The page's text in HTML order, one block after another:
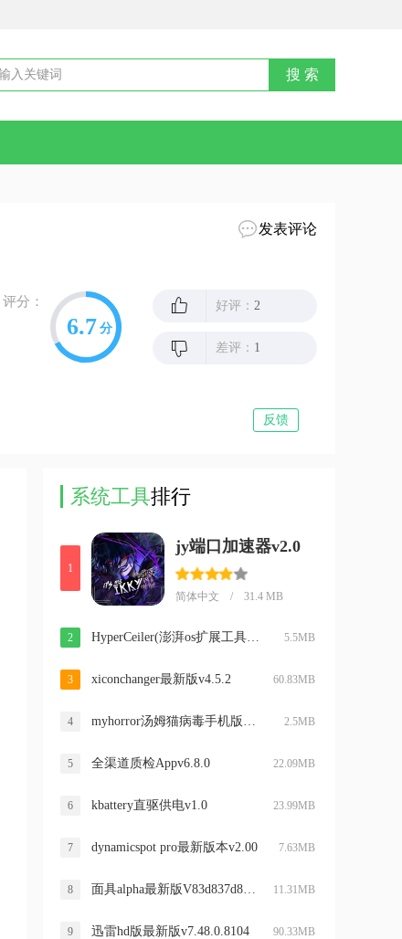
发表评论
评分：
6.7 分
好评： 2
差评： 1
反馈
系统工具排行
1
jy端口加速器v2.0
简体中文 / 31.4 MB
2 HyperCeiler(澎湃os扩展工具)v2.5.152 5.5MB
3 xiconchanger最新版v4.5.2 60.83MB
4 myhorror汤姆猫病毒手机版v3.0 2.5MB
5 全渠道质检Appv6.8.0 22.09MB
6 kbattery直驱供电v1.0 23.99MB
7 dynamicspot pro最新版本v2.00 7.63MB
8 面具alpha最新版V83d837d8安卓版 11.31MB
9 迅雷hd版最新版v7.48.0.8104 90.33MB